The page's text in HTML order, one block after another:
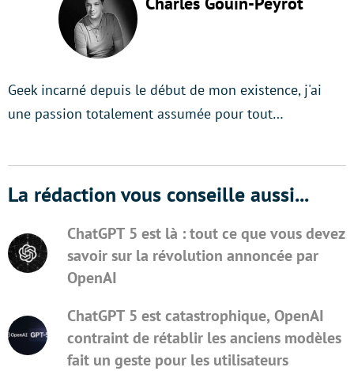
Geek incarné depuis le début de mon existence, j'ai
une passion totalement assumée pour tout…
La rédaction vous conseille aussi...
ChatGPT 5 est là : tout ce que vous devez
savoir sur la révolution annoncée par
OpenAI
ChatGPT 5 est catastrophique, OpenAI
contraint de rétablir les anciens modèles
fait un geste pour les utilisateurs